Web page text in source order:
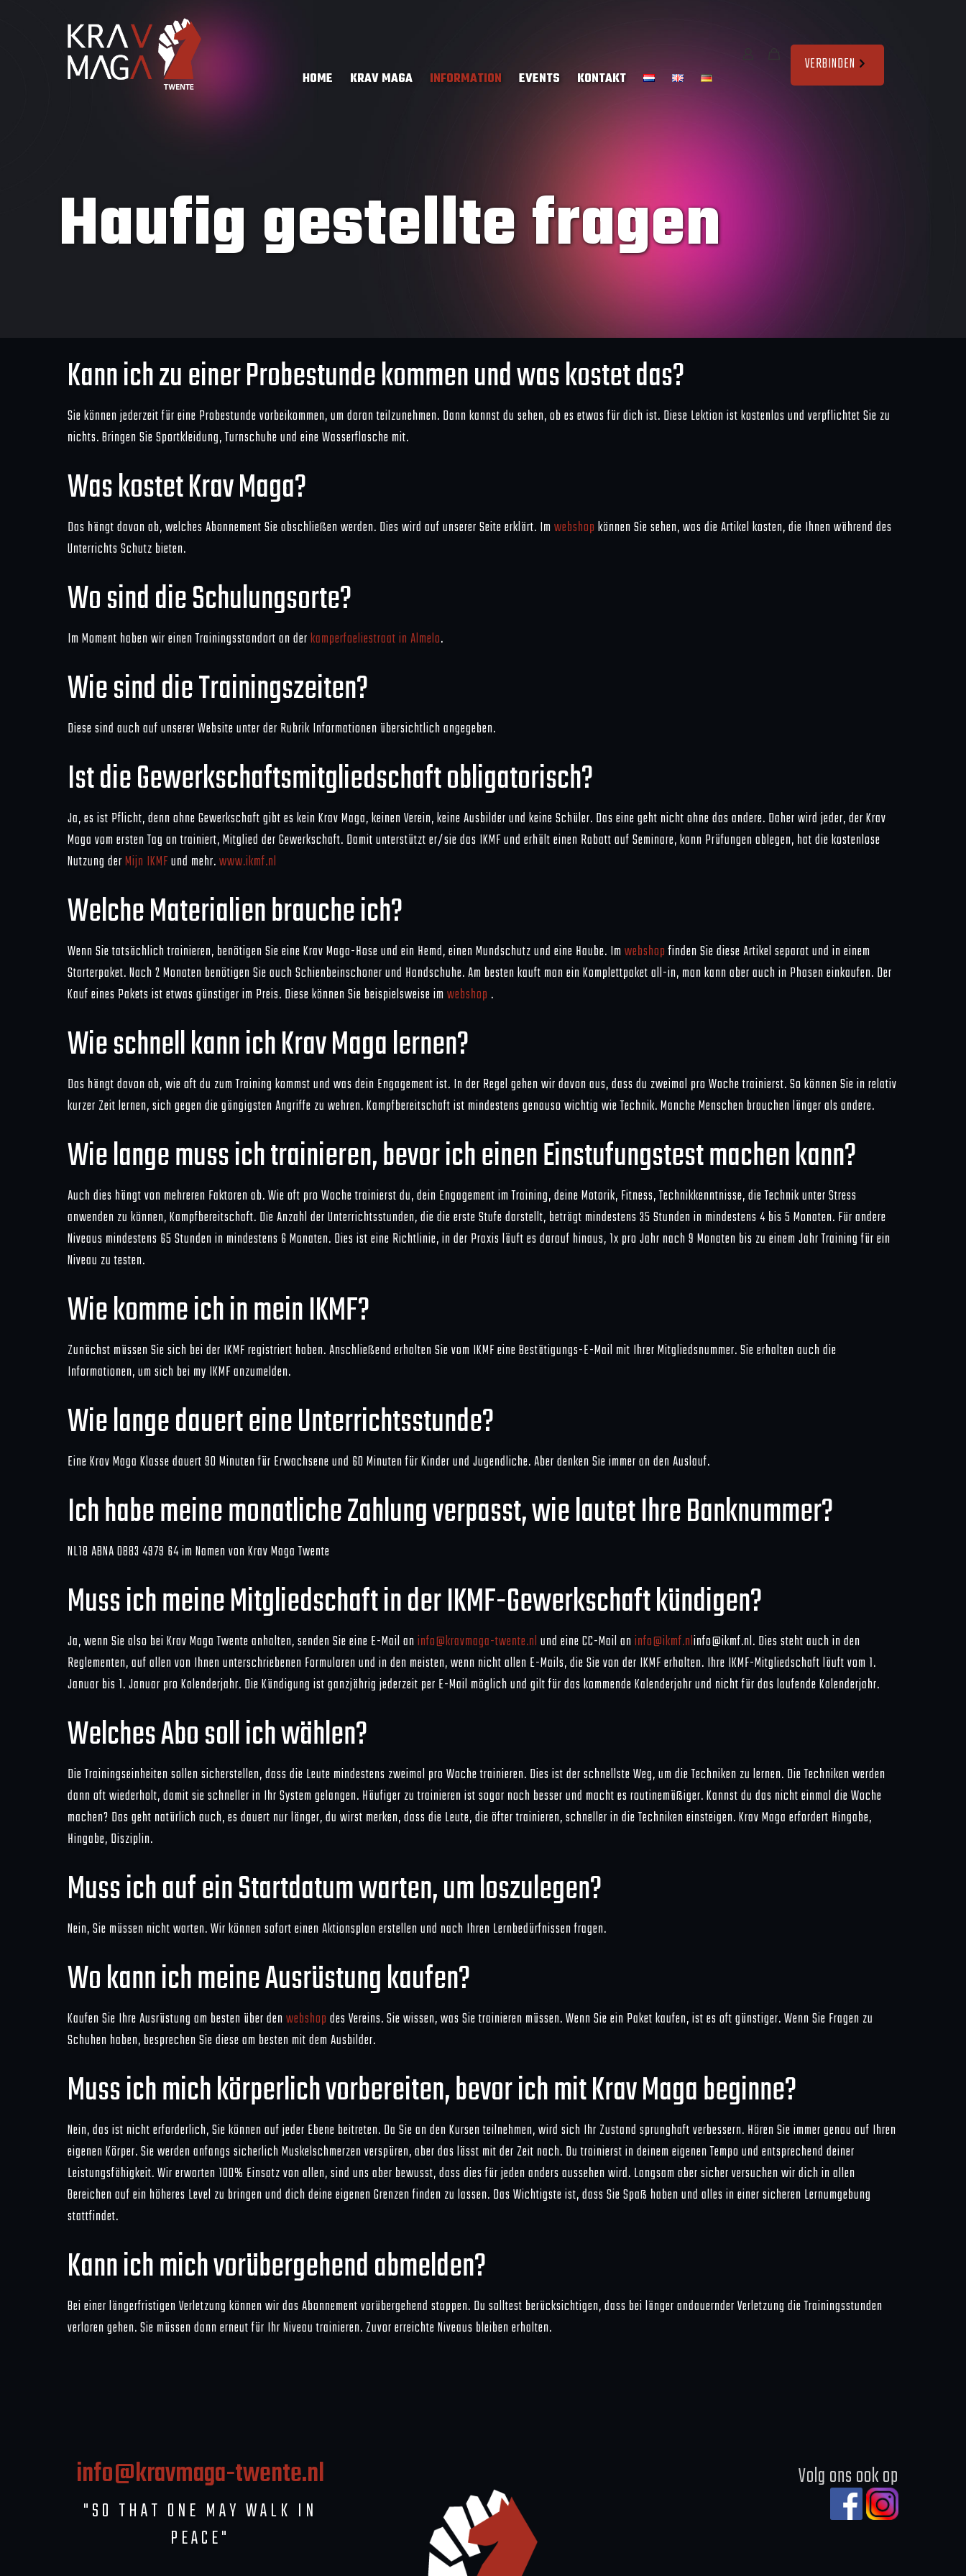
HOME KRAV MAGA INFORMATION EVENTS KONTAKT
VERBINDEN
Haufig gestellte fragen
Kann ich zu einer Probestunde kommen und was kostet das?
Sie können jederzeit für eine Probestunde vorbeikommen, um daran teilzunehmen. Dann kannst du sehen, ob es etwas für dich ist. Diese Lektion ist kostenlos und verpflichtet Sie zu
nichts. Bringen Sie Sportkleidung, Turnschuhe und eine Wasserflasche mit.
Was kostet Krav Maga?
Das hängt davon ab, welches Abonnement Sie abschließen werden. Dies wird auf unserer Seite erklärt. Im webshopkönnen Sie sehen, was die Artikel kosten, die Ihnen während des
Unterrichts Schutz bieten.
Wo sind die Schulungsorte?
Im Moment haben wir einen Trainingsstandort an derkamperfoeliestraat in Almelo.
Wie sind die Trainingszeiten?
Diese sind auch auf unserer Website unter der Rubrik Informationen übersichtlich angegeben.
Ist die Gewerkschaftsmitgliedschaft obligatorisch?
Ja, es ist Pflicht, denn ohne Gewerkschaft gibt es kein Krav Maga, keinen Verein, keine Ausbilder und keine Schüler. Das eine geht nicht ohne das andere. Daher wird jeder, der Krav
Maga vom ersten Tag an trainiert, Mitglied der Gewerkschaft. Damit unterstützt er/sie das IKMF und erhält einen Rabatt auf Seminare, kann Prüfungen ablegen, hat die kostenlose
Nutzung derMijn IKMFund mehr.www.ikmf.nl
Welche Materialien brauche ich?
Wenn Sie tatsächlich trainieren, benötigen Sie eine Krav Maga-Hose und ein Hemd, einen Mundschutz und eine Haube. Im webshopfinden Sie diese Artikel separat und in einem
Starterpaket. Nach 2 Monaten benötigen Sie auch Schienbeinschoner und Handschuhe. Am besten kauft man ein Komplettpaket all-in, man kann aber auch in Phasen einkaufen. Der
Kauf eines Pakets ist etwas günstiger im Preis. Diese können Sie beispielsweise im webshop .
Wie schnell kann ich Krav Maga lernen?
Das hängt davon ab, wie oft du zum Training kommst und was dein Engagement ist. In der Regel gehen wir davon aus, dass du zweimal pro Woche trainierst. So können Sie in relativ
kurzer Zeit lernen, sich gegen die gängigsten Angriffe zu wehren. Kampfbereitschaft ist mindestens genauso wichtig wie Technik. Manche Menschen brauchen länger als andere.
Wie lange muss ich trainieren, bevor ich einen Einstufungstest machen kann?
Auch dies hängt von mehreren Faktoren ab. Wie oft pro Woche trainierst du, dein Engagement im Training, deine Motorik, Fitness, Technikkenntnisse, die Technik unter Stress
anwenden zu können, Kampfbereitschaft. Die Anzahl der Unterrichtsstunden, die die erste Stufe darstellt, beträgt mindestens 35 Stunden in mindestens 4 bis 5 Monaten. Für andere
Niveaus mindestens 65 Stunden in mindestens 6 Monaten. Dies ist eine Richtlinie, in der Praxis läuft es darauf hinaus, 1x pro Jahr nach 9 Monaten bis zu einem Jahr Training für ein
Niveau zu testen.
Wie komme ich in mein IKMF?
Zunächst müssen Sie sich bei der IKMF registriert haben. Anschließend erhalten Sie vom IKMF eine Bestätigungs-E-Mail mit Ihrer Mitgliedsnummer. Sie erhalten auch die
Informationen, um sich bei my IKMF anzumelden.
Wie lange dauert eine Unterrichtsstunde?
Eine Krav Maga Klasse dauert 90 Minuten für Erwachsene und 60 Minuten für Kinder und Jugendliche. Aber denken Sie immer an den Auslauf.
Ich habe meine monatliche Zahlung verpasst, wie lautet Ihre Banknummer?
NL18 ABNA 0883 4979 64 im Namen von Krav Maga Twente
Muss ich meine Mitgliedschaft in der IKMF-Gewerkschaft kündigen?
Ja, wenn Sie also bei Krav Maga Twente anhalten, senden Sie eine E-Mail an info@kravmaga-twente.nl und eine CC-Mail an info@ikmf.nlinfo@ikmf.nl. Dies steht auch in den
Reglementen, auf allen von Ihnen unterschriebenen Formularen und in den meisten, wenn nicht allen E-Mails, die Sie von der IKMF erhalten. Ihre IKMF-Mitgliedschaft läuft vom 1.
Januar bis 1. Januar pro Kalenderjahr. Die Kündigung ist ganzjährig jederzeit per E-Mail möglich und gilt für das kommende Kalenderjahr und nicht für das laufende Kalenderjahr.
Welches Abo soll ich wählen?
Die Trainingseinheiten sollen sicherstellen, dass die Leute mindestens zweimal pro Woche trainieren. Dies ist der schnellste Weg, um die Techniken zu lernen. Die Techniken werden
dann oft wiederholt, damit sie schneller in Ihr System gelangen. Häufiger zu trainieren ist sogar noch besser und macht es routinemäßiger. Kannst du das nicht einmal die Woche
machen? Das geht natürlich auch, es dauert nur länger, du wirst merken, dass die Leute, die öfter trainieren, schneller in die Techniken einsteigen. Krav Maga erfordert Hingabe,
Hingabe, Disziplin.
Muss ich auf ein Startdatum warten, um loszulegen?
Nein, Sie müssen nicht warten. Wir können sofort einen Aktionsplan erstellen und nach Ihren Lernbedürfnissen fragen.
Wo kann ich meine Ausrüstung kaufen?
Kaufen Sie Ihre Ausrüstung am besten über den webshopdes Vereins. Sie wissen, was Sie trainieren müssen. Wenn Sie ein Paket kaufen, ist es oft günstiger. Wenn Sie Fragen zu
Schuhen haben, besprechen Sie diese am besten mit dem Ausbilder.
Muss ich mich körperlich vorbereiten, bevor ich mit Krav Maga beginne?
Nein, das ist nicht erforderlich, Sie können auf jeder Ebene beitreten. Da Sie an den Kursen teilnehmen, wird sich Ihr Zustand sprunghaft verbessern. Hören Sie immer genau auf Ihren
eigenen Körper. Sie werden anfangs sicherlich Muskelschmerzen verspüren, aber das lässt mit der Zeit nach. Du trainierst in deinem eigenen Tempo und entsprechend deiner
Leistungsfähigkeit. Wir erwarten 100% Einsatz von allen, sind uns aber bewusst, dass dies für jeden anders aussehen wird. Langsam aber sicher versuchen wir dich in allen
Bereichen auf ein höheres Level zu bringen und dich deine eigenen Grenzen finden zu lassen. Das Wichtigste ist, dass Sie Spaß haben und alles in einer sicheren Lernumgebung
stattfindet.
Kann ich mich vorübergehend abmelden?
Bei einer längerfristigen Verletzung können wir das Abonnement vorübergehend stoppen. Du solltest berücksichtigen, dass bei länger andauernder Verletzung die Trainingsstunden
verloren gehen. Sie müssen dann erneut für Ihr Niveau trainieren. Zuvor erreichte Niveaus bleiben erhalten.
info@kravmaga-twente.nl
"SO THAT ONE MAY WALK IN
PEACE"
Volg ons ook op